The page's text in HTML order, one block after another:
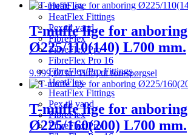
HeatFlex
HeatFlex Fittings
Pex til vand
FibreFlex
FibreFlex Pro
FibreFlex Pro 16
FibreFlex/Pro Fittings
HeatFlex
HeatFlex Fittings
Pex til vand
FibreFlex
FibreFlex Pro
T-muffe lige for anboring
Ø225/110(140) L700 mm.
9.999,00kr. Tilføj til forespørgsel
T-muffe lige for anboring
Ø225/160(200) L700 mm.